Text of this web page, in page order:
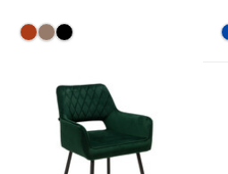
#ac3c17
#967b6a
#000000